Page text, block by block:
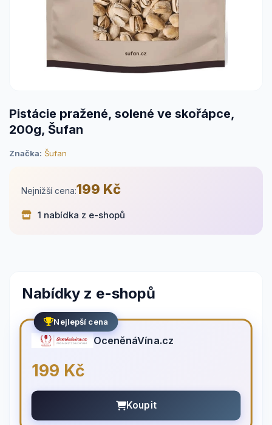
Pistácie pražené, solené ve skořápce,
200g, Šufan
Značka: Šufan
Nejnižší cena:199 Kč
1 nabídka z e-shopů
Nabídky z e-shopů
Nejlepší cena
OceněnáVína.cz
199 Kč
Koupit